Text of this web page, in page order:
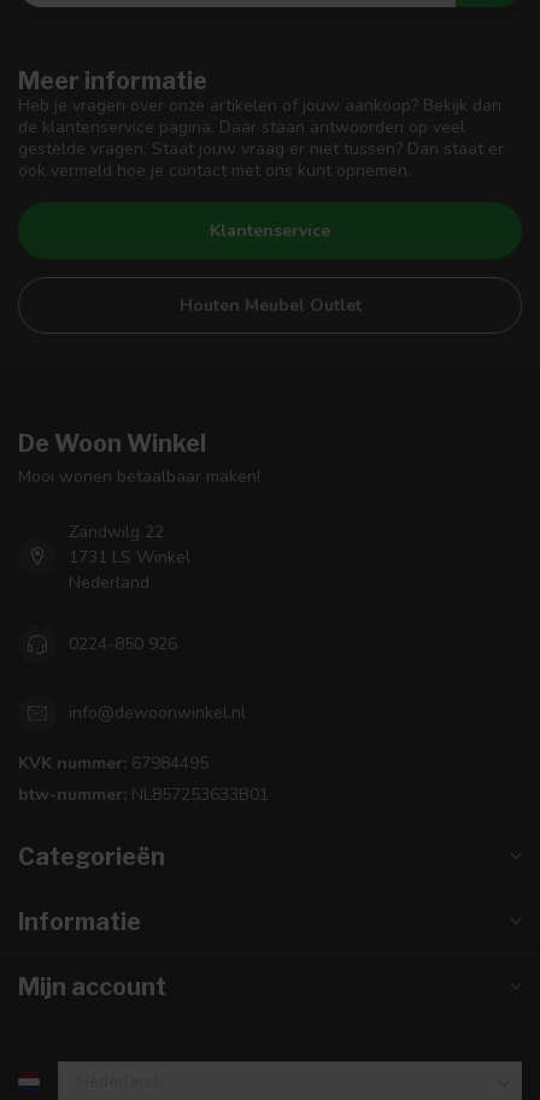
Meer informatie
Heb je vragen over onze artikelen of jouw aankoop? Bekijk dan
de klantenservice pagina. Daar staan antwoorden op veel
gestelde vragen. Staat jouw vraag er niet tussen? Dan staat er
ook vermeld hoe je contact met ons kunt opnemen.
Klantenservice
Houten Meubel Outlet
De Woon Winkel
Mooi wonen betaalbaar maken!
Zandwilg 22
1731 LS Winkel
Nederland
0224-850 926
info@dewoonwinkel.nl
KVK nummer: 67984495
btw-nummer: NL857253633B01
Categorieën
Informatie
Mijn account